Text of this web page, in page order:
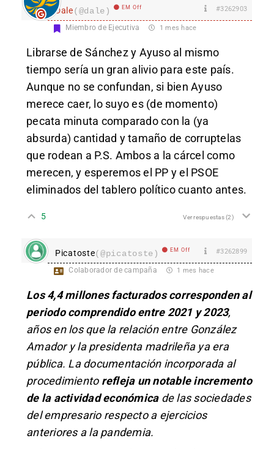
Dale(@dale) EM Off #3262903
Miembro de Ejecutiva 1 mes hace
Librarse de Sánchez y Ayuso al mismo
tiempo sería un gran alivio para este país.
Aunque no se confundan, si bien Ayuso
merece caer, lo suyo es (de momento)
pecata minuta comparado con la (ya
absurda) cantidad y tamaño de corruptelas
que rodean a P.S. Ambos a la cárcel como
merecen, y esperemos el PP y el PSOE
eliminados del tablero político cuanto antes.
5 Ver respuestas(2)
Picatoste(@picatoste) EM Off #3262899
Colaborador de campaña 1 mes hace
Los 4,4 millones facturados corresponden al
periodo comprendido entre 2021 y 2023,
años en los que la relación entre González
Amador y la presidenta madrileña ya era
pública. La documentación incorporada al
procedimiento refleja un notable incremento
de la actividad económicade las sociedades
del empresario respecto a ejercicios
anteriores a la pandemia.